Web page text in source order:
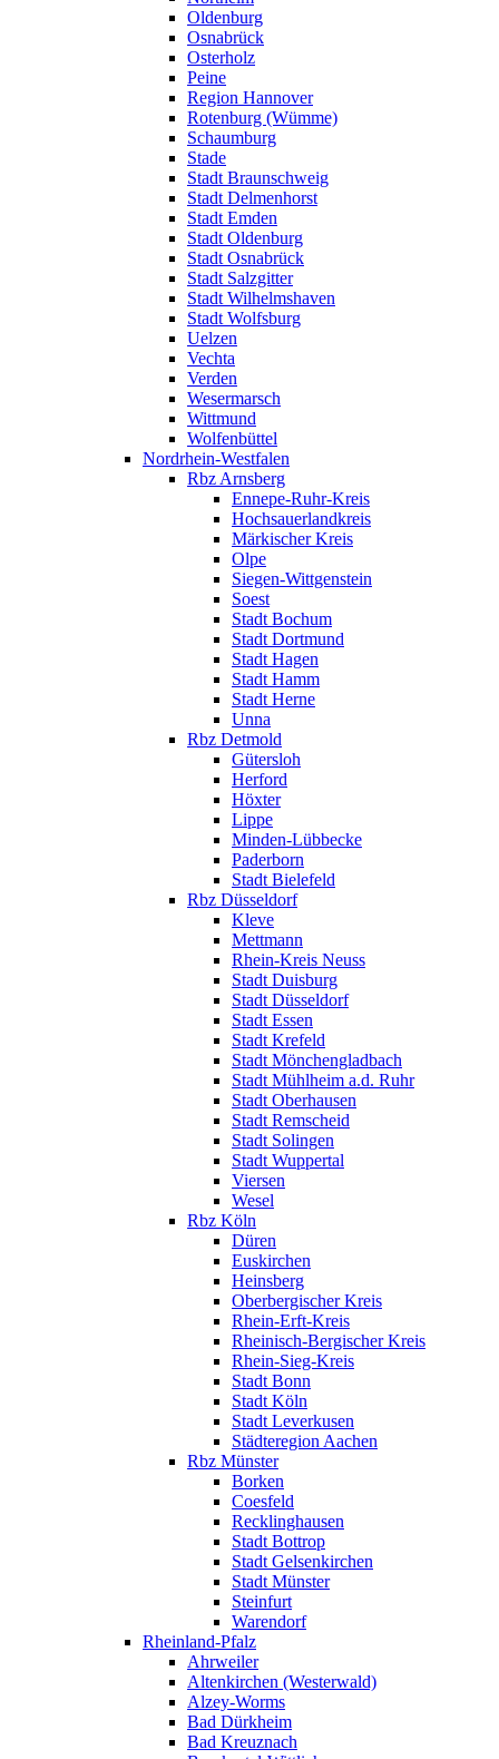
Oldenburg
Osnabrück
Osterholz
Peine
Region Hannover
Rotenburg (Wümme)
Schaumburg
Stade
Stadt Braunschweig
Stadt Delmenhorst
Stadt Emden
Stadt Oldenburg
Stadt Osnabrück
Stadt Salzgitter
Stadt Wilhelmshaven
Stadt Wolfsburg
Uelzen
Vechta
Verden
Wesermarsch
Wittmund
Wolfenbüttel
Nordrhein-Westfalen
Rbz Arnsberg
Ennepe-Ruhr-Kreis
Hochsauerlandkreis
Märkischer Kreis
Olpe
Siegen-Wittgenstein
Soest
Stadt Bochum
Stadt Dortmund
Stadt Hagen
Stadt Hamm
Stadt Herne
Unna
Rbz Detmold
Gütersloh
Herford
Höxter
Lippe
Minden-Lübbecke
Paderborn
Stadt Bielefeld
Rbz Düsseldorf
Kleve
Mettmann
Rhein-Kreis Neuss
Stadt Duisburg
Stadt Düsseldorf
Stadt Essen
Stadt Krefeld
Stadt Mönchengladbach
Stadt Mühlheim a.d. Ruhr
Stadt Oberhausen
Stadt Remscheid
Stadt Solingen
Stadt Wuppertal
Viersen
Wesel
Rbz Köln
Düren
Euskirchen
Heinsberg
Oberbergischer Kreis
Rhein-Erft-Kreis
Rheinisch-Bergischer Kreis
Rhein-Sieg-Kreis
Stadt Bonn
Stadt Köln
Stadt Leverkusen
Städteregion Aachen
Rbz Münster
Borken
Coesfeld
Recklinghausen
Stadt Bottrop
Stadt Gelsenkirchen
Stadt Münster
Steinfurt
Warendorf
Rheinland-Pfalz
Ahrweiler
Altenkirchen (Westerwald)
Alzey-Worms
Bad Dürkheim
Bad Kreuznach